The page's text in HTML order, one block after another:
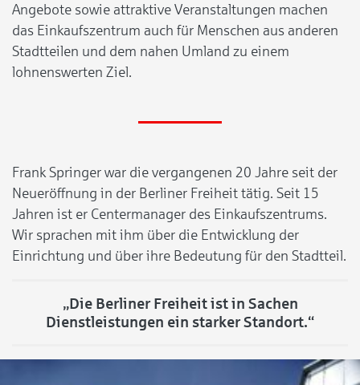
Angebote sowie attraktive Veranstaltungen machen
das Einkaufszentrum auch für Menschen aus anderen
Stadtteilen und dem nahen Umland zu einem
lohnenswerten Ziel.
Frank Springer war die vergangenen 20 Jahre seit der
Neueröffnung in der Berliner Freiheit tätig. Seit 15
Jahren ist er Centermanager des Einkaufszentrums.
Wir sprachen mit ihm über die Entwicklung der
Einrichtung und über ihre Bedeutung für den Stadtteil.
„Die Berliner Freiheit ist in Sachen
Dienstleistungen ein starker Standort.“